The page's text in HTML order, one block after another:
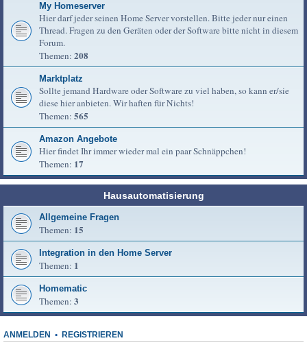
My Homeserver
Hier darf jeder seinen Home Server vorstellen. Bitte jeder nur einen
Thread. Fragen zu den Geräten oder der Software bitte nicht in diesem
Forum.
Themen: 208
Marktplatz
Sollte jemand Hardware oder Software zu viel haben, so kann er/sie
diese hier anbieten. Wir haften für Nichts!
Themen: 565
Amazon Angebote
Hier findet Ihr immer wieder mal ein paar Schnäppchen!
Themen: 17
Hausautomatisierung
Allgemeine Fragen
Themen: 15
Integration in den Home Server
Themen: 1
Homematic
Themen: 3
ANMELDEN • REGISTRIEREN